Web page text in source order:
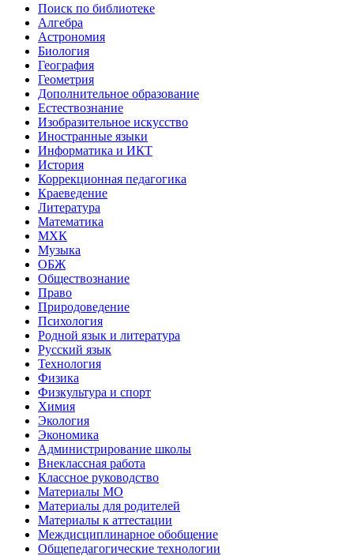
Поиск по библиотеке
Алгебра
Астрономия
Биология
География
Геометрия
Дополнительное образование
Естествознание
Изобразительное искусство
Иностранные языки
Информатика и ИКТ
История
Коррекционная педагогика
Краеведение
Литература
Математика
МХК
Музыка
ОБЖ
Обществознание
Право
Природоведение
Психология
Родной язык и литература
Русский язык
Технология
Физика
Физкультура и спорт
Химия
Экология
Экономика
Администрирование школы
Внеклассная работа
Классное руководство
Материалы МО
Материалы для родителей
Материалы к аттестации
Междисциплинарное обобщение
Общепедагогические технологии